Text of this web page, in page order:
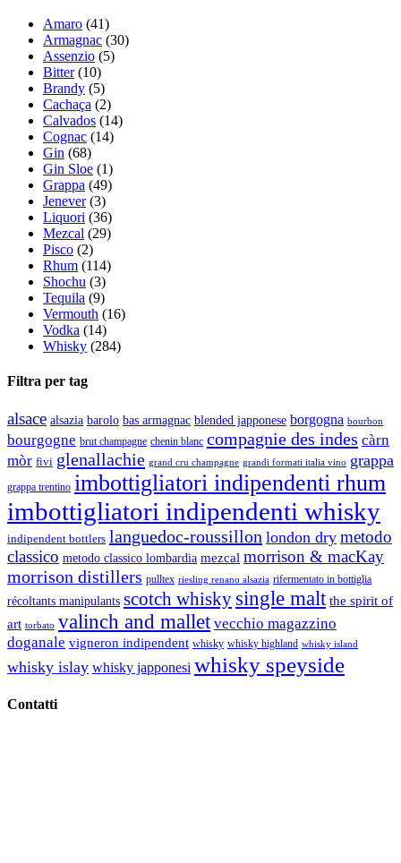
Amaro (41)
Armagnac (30)
Assenzio (5)
Bitter (10)
Brandy (5)
Cachaça (2)
Calvados (14)
Cognac (14)
Gin (68)
Gin Sloe (1)
Grappa (49)
Jenever (3)
Liquori (36)
Mezcal (29)
Pisco (2)
Rhum (114)
Shochu (3)
Tequila (9)
Vermouth (16)
Vodka (14)
Whisky (284)
Filtra per tag
alsace alsazia barolo bas armagnac blended japponese borgogna bourbon
bourgogne brut champagne chenin blanc compagnie des indes càrn
mòr fivi glenallachie grand cru champagne grandi formati italia vino grappa
grappa trentino imbottigliatori indipendenti rhum
imbottigliatori indipendenti whisky
indipendent bottlers languedoc-roussillon london dry metodo
classico metodo classico lombardia mezcal morrison & macKay
morrison distillers pulltex riesling renano alsazia rifermentato in bottiglia
récoltants manipulants scotch whisky single malt the spirit of
art torbato valinch and mallet vecchio magazzino
doganale vigneron indipendent whisky whisky highland whisky island
whisky islay whisky japponesi whisky speyside
Contatti